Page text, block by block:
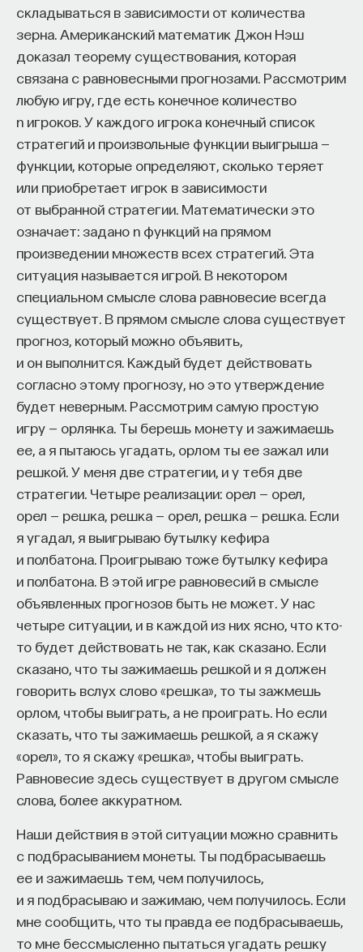
складываться в зависимости от количества
зерна. Американский математик Джон Нэш
доказал теорему существования, которая
связана с равновесными прогнозами. Рассмотрим
любую игру, где есть конечное количество
n игроков. У каждого игрока конечный список
стратегий и произвольные функции выигрыша —
функции, которые определяют, сколько теряет
или приобретает игрок в зависимости
от выбранной стратегии. Математически это
означает: задано n функций на прямом
произведении множеств всех стратегий. Эта
ситуация называется игрой. В некотором
специальном смысле слова равновесие всегда
существует. В прямом смысле слова существует
прогноз, который можно объявить,
и он выполнится. Каждый будет действовать
согласно этому прогнозу, но это утверждение
будет неверным. Рассмотрим самую простую
игру — орлянка. Ты берешь монету и зажимаешь
ее, а я пытаюсь угадать, орлом ты ее зажал или
решкой. У меня две стратегии, и у тебя две
стратегии. Четыре реализации: орел — орел,
орел — решка, решка — орел, решка — решка. Если
я угадал, я выигрываю бутылку кефира
и полбатона. Проигрываю тоже бутылку кефира
и полбатона. В этой игре равновесий в смысле
объявленных прогнозов быть не может. У нас
четыре ситуации, и в каждой из них ясно, что кто-
то будет действовать не так, как сказано. Если
сказано, что ты зажимаешь решкой и я должен
говорить вслух слово «решка», то ты зажмешь
орлом, чтобы выиграть, а не проиграть. Но если
сказать, что ты зажимаешь решкой, а я скажу
«орел», то я скажу «решка», чтобы выиграть.
Равновесие здесь существует в другом смысле
слова, более аккуратном.
Наши действия в этой ситуации можно сравнить
с подбрасыванием монеты. Ты подбрасываешь
ее и зажимаешь тем, чем получилось,
и я подбрасываю и зажимаю, чем получилось. Если
мне сообщить, что ты правда ее подбрасываешь,
то мне бессмысленно пытаться угадать решку